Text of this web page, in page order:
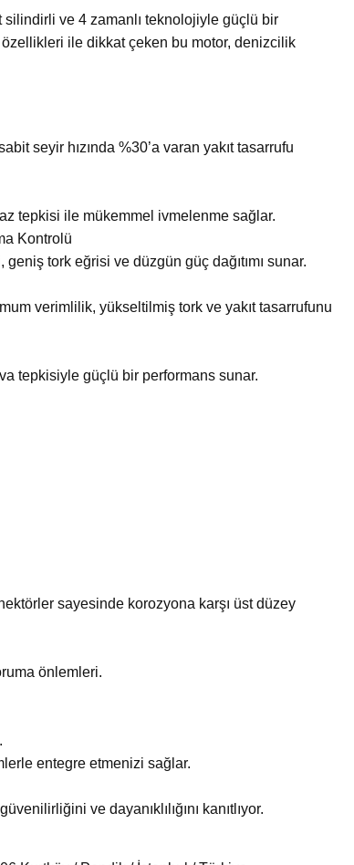
silindirli ve 4 zamanlı teknolojiyle güçlü bir
özellikleri ile dikkat çeken bu motor, denizcilik
seyir hızında %30’a varan yakıt tasarrufu
tepkisi ile mükemmel ivmelenme sağlar.
Kontrolü
tork eğrisi ve düzgün güç dağıtımı sunar.
verimlilik, yükseltilmiş tork ve yakıt tasarrufunu
tepkisiyle güçlü bir performans sunar.
sayesinde korozyona karşı üst düzey
önlemleri.
entegre etmenizi sağlar.
ve dayanıklılığını kanıtlıyor.